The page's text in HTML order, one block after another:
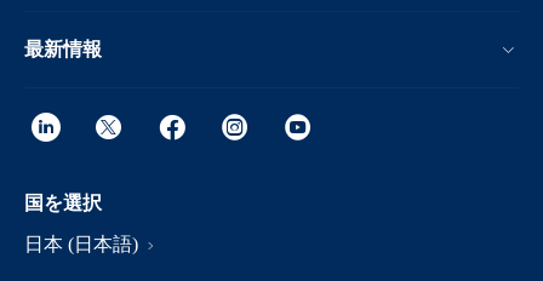
最新情報
国を選択
日本 (日本語)